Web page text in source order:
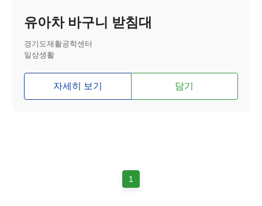
유아차 바구니 받침대
경기도재활공학센터
일상생활
자세히 보기 담기
1